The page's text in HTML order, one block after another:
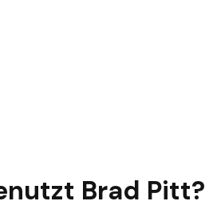
Brad Pitt?